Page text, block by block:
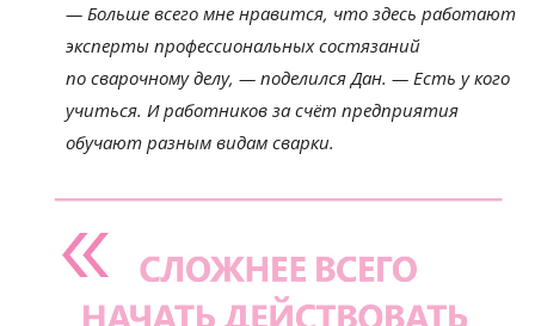
— Больше всего мне нравится, что здесь работают
эксперты профессиональных состязаний
по сварочному делу, — поделился Дан. — Есть у кого
учиться. И работников за счёт предприятия
обучают разным видам сварки.